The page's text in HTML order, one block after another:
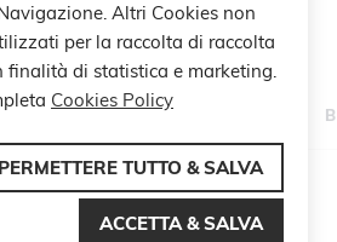
Belty Bag Tulle
Altri Cookies non
per la raccolta di raccolta
finalità di statistica e marketing.
Cookies Policy
PERMETTERE TUTTO & SALVA
ACCETTA & SALVA